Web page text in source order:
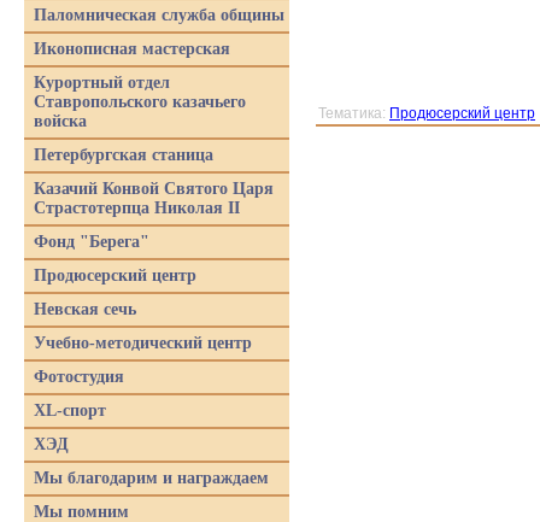
Тематика: Продюсерский центр
Паломническая служба общины
Иконописная мастерская
Курортный отдел
Ставропольского казачьего
войска
Петербургская станица
Казачий Конвой Святого Царя
Страстотерпца Николая II
Фонд "Берега"
Продюсерский центр
Невская сечь
Учебно-методический центр
Фотостудия
XL-спорт
ХЭД
Мы благодарим и награждаем
Мы помним